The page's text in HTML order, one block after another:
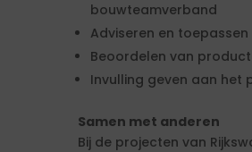
bouwteamverband
Adviseren en
Beoordelen van
Invulling geven aan het
Samen met anderen
Bij de projecten van